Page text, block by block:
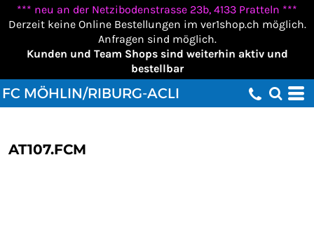
*** neu an der Netzibodenstrasse 23b, 4133 Pratteln ***
Derzeit keine Online Bestellungen im ver1shop.ch möglich.
Anfragen sind möglich.
Kunden und Team Shops sind weiterhin aktiv und
bestellbar
FC MÖHLIN/RIBURG-ACLI
AT107.FCM